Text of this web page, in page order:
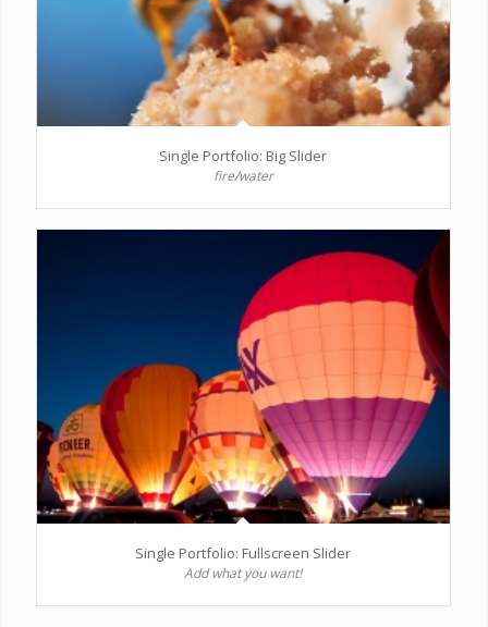
Single Portfolio: Big Slider
fire/water
Single Portfolio: Fullscreen Slider
Add what you want!